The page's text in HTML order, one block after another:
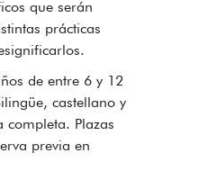
que serán
prácticas
de entre 6 y 12
castellano y
completa. Plazas
previa en